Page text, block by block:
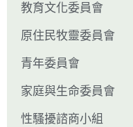
教育文化委員會
原住民牧靈委員會
青年委員會
家庭與生命委員會
性騷擾諮商小組